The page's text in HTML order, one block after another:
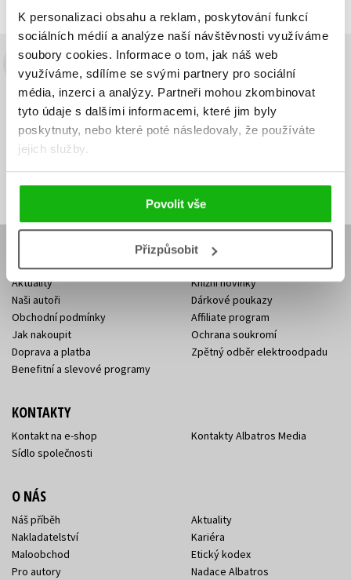
K personalizaci obsahu a reklam, poskytování funkcí
sociálních médií a analýze naší návštěvnosti využíváme
soubory cookies. Informace o tom, jak náš web
využíváme, sdílíme se svými partnery pro sociální
média, inzerci a analýzy. Partneři mohou zkombinovat
tyto údaje s dalšími informacemi, které jim byly
poskytnuty, nebo které poté následovaly, že používáte
jejich služby.
Povolit vše
Přizpůsobit
Budete to vědět jako první!
Zajímá Vás, jaký knižní hit právě vychází, na jaké zboží je výhodná
sleva, jaká běží soutěž o ceny? Přihlášením k odběru našich e-
mailových novineksouhlasíte se zpracováním osobních údajů.
mailová
adresa
mailová
adresa
Vaše e-mailová adresa Přihlásit se
Aktuality
Naši autoři
Obchodní podmínky
Jak nakoupit
Doprava a platba
Benefitní a slevové programy
Knižní novinky
Dárkové poukazy
Affiliate program
Ochrana soukromí
Zpětný odběr elektroodpadu
KONTAKTY
Kontakt na e-shop
Sídlo společnosti
Kontakty Albatros Media
O NÁS
Náš příběh
Nakladatelství
Maloobchod
Pro autory
Aktuality
Kariéra
Etický kodex
Nadace Albatros